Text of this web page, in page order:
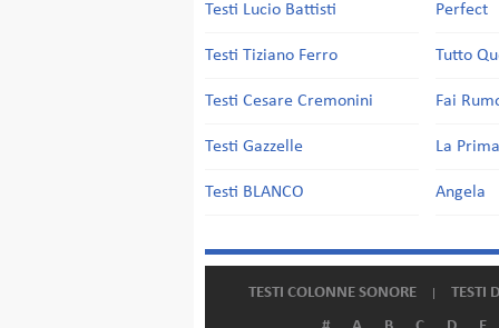
Testi Lucio Battisti
Testi Tiziano Ferro
Testi Cesare Cremonini
Testi Gazzelle
Testi BLANCO
Perfect
Tutto
Fai
La
Angela
TESTI COLONNE SONORE TESTI